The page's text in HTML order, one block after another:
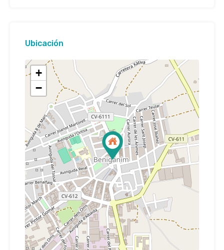
Ubicación
+
−